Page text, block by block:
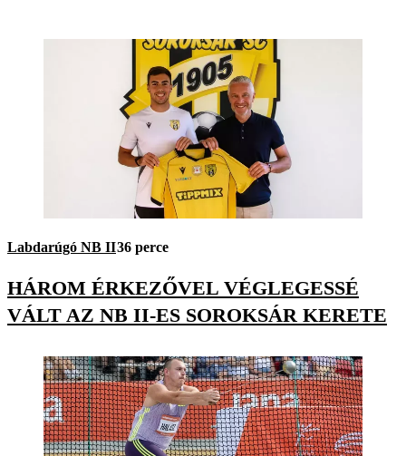
Labdarúgó NB II36 perce
HÁROM ÉRKEZŐVEL VÉGLEGESSÉ
VÁLT AZ NB II-ES SOROKSÁR KERETE